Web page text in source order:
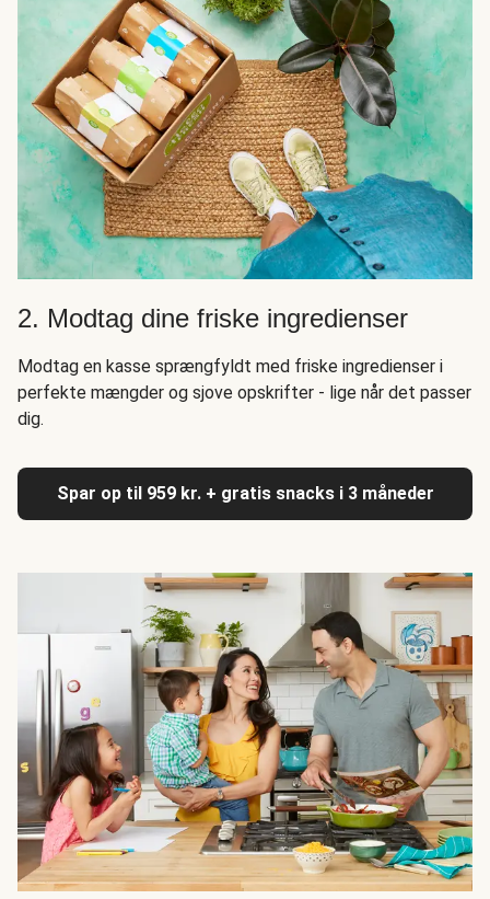
2. Modtag dine friske ingredienser
Modtag en kasse sprængfyldt med friske ingredienser i
perfekte mængder og sjove opskrifter - lige når det passer
dig.
Spar op til 959 kr. + gratis snacks i 3 måneder